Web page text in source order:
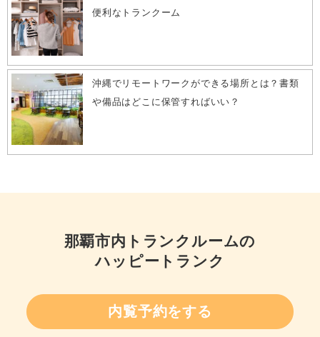
便利なトランクーム
沖縄でリモートワークができる場所とは？書類
や備品はどこに保管すればいい？
那覇市内 トランクルームの
ハッピートランク
内覧予約をする